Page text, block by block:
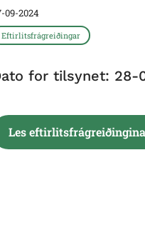
09-2024
Eftirlitsfrágreiðingar
for tilsynet: 28-
Les